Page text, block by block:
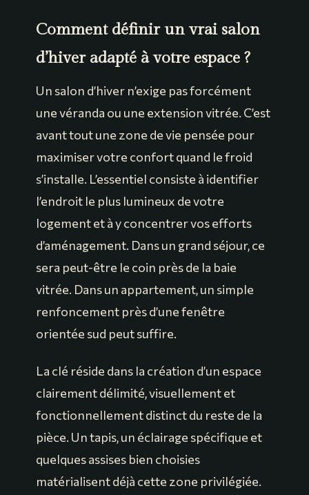
Comment définir un vrai salon
d’hiver adapté à votre espace ?
Un salon d’hiver n’exige pas forcément
une véranda ou une extension vitrée. C’est
avant tout une zone de vie pensée pour
maximiser votre confort quand le froid
s’installe. L’essentiel consiste à identifier
l’endroit le plus lumineux de votre
logement et à y concentrer vos efforts
d’aménagement. Dans un grand séjour, ce
sera peut-être le coin près de la baie
vitrée. Dans un appartement, un simple
renfoncement près d’une fenêtre
orientée sud peut suffire.
La clé réside dans la création d’un espace
clairement délimité, visuellement et
fonctionnellement distinct du reste de la
pièce. Un tapis, un éclairage spécifique et
quelques assises bien choisies
matérialisent déjà cette zone privilégiée.